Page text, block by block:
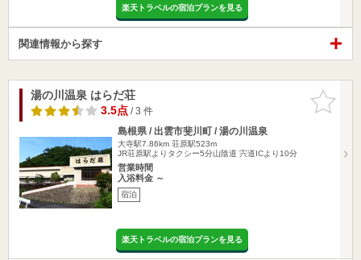
楽天トラベルの宿泊プランを見る
関連情報から探す
お気に入
りに追加
湯の川温泉 はらだ荘
3.5点/ 3 件
島根県 / 出雲市斐川町 / 湯の川温泉
大寺駅7.86km 荘原駅523m
JR荘原駅よりタクシー5分山陰道 宍道ICより10分
営業時間
入浴料金 ～
宿泊
楽天トラベルの宿泊プランを見る